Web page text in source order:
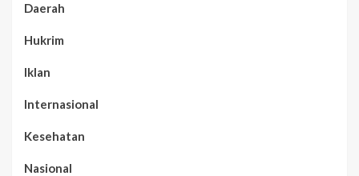
Daerah
Hukrim
Iklan
Internasional
Kesehatan
Nasional